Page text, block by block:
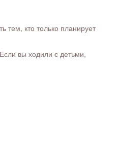
тем, кто только планирует
вы ходили с детьми,